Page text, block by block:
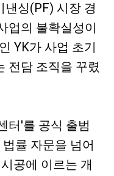
싱(PF) 시장 경
업의 불확실성이
YK가 사업 초기
전담 조직을 꾸렸
터'를 공식 출범
률 자문을 넘어
공에 이르는 개